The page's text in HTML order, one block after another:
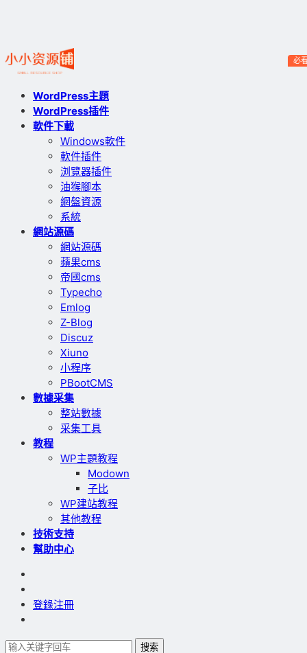
WordPress主題
WordPress插件
軟件下載
Windows軟件
軟件插件
浏覽器插件
油猴腳本
網盤資源
系統
網站源碼
網站源碼
蘋果cms
帝國cms
Typecho
Emlog
Z-Blog
Discuz
Xiuno
小程序
PBootCMS
數據采集
整站數據
采集工具
教程
WP主題教程
Modown
子比
WP建站教程
其他教程
技術支持
幫助中心
必
登錄注冊
搜索